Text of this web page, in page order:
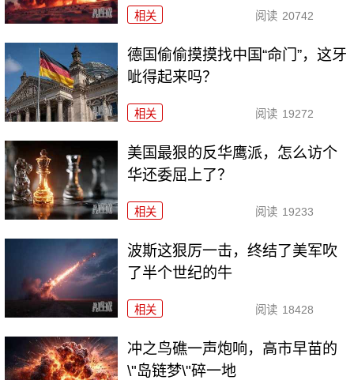
相关 阅读 20742
德国偷偷摸摸找中国“命门”，这牙
呲得起来吗？
相关 阅读 19272
美国最狠的反华鹰派，怎么访个
华还委屈上了？
相关 阅读 19233
波斯这狠厉一击，终结了美军吹
了半个世纪的牛
相关 阅读 18428
冲之鸟礁一声炮响，高市早苗的
\"岛链梦\"碎一地